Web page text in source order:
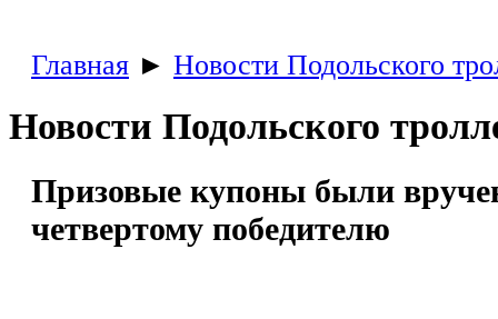
Главная ► Новости Подольского
Новости Подольского
Призовые купоны были
четвертому победителю